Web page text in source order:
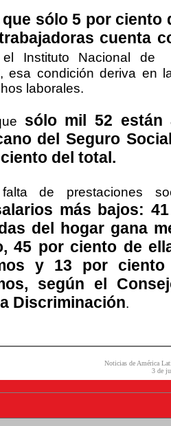
que sólo 5 por ciento
cuenta
el Instituto Nacional de
esa condición deriva en
laborales.
sólo mil 52 están
del Seguro
del total.
de prestaciones
más bajos:
del hogar gana
45 por ciento de
y 13 por
según el
Discriminación.
Noticias de América
3 de